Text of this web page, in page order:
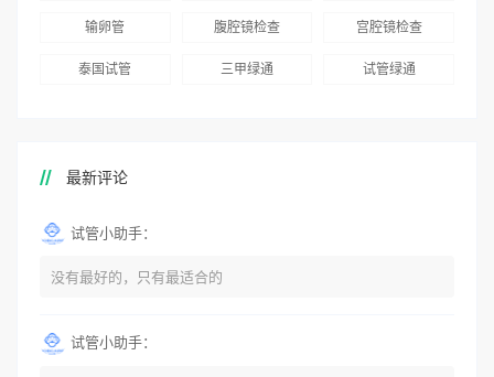
输卵管 腹腔镜检查 宫腔镜检查
泰国试管 三甲绿通 试管绿通
最新评论
试管小助手：
没有最好的，只有最适合的
试管小助手：